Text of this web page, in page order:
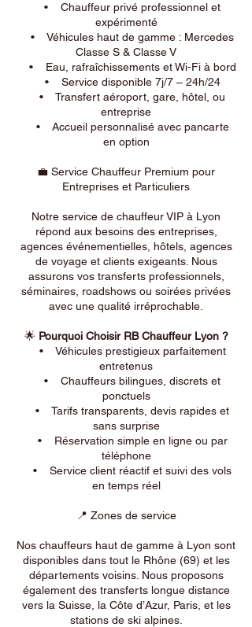
• Chauffeur privé professionnel et
expérimenté
• Véhicules haut de gamme : Mercedes
Classe S & Classe V
• Eau, rafraîchissements et Wi-Fi à bord
• Service disponible 7j/7 – 24h/24
• Transfert aéroport, gare, hôtel, ou
entreprise
• Accueil personnalisé avec pancarte
en option
💼 Service Chauffeur Premium pour
Entreprises et Particuliers
Notre service de chauffeur VIP à Lyon
répond aux besoins des entreprises,
agences événementielles, hôtels, agences
de voyage et clients exigeants. Nous
assurons vos transferts professionnels,
séminaires, roadshows ou soirées privées
avec une qualité irréprochable.
🌟 Pourquoi Choisir RB Chauffeur Lyon ?
• Véhicules prestigieux parfaitement
entretenus
• Chauffeurs bilingues, discrets et
ponctuels
• Tarifs transparents, devis rapides et
sans surprise
• Réservation simple en ligne ou par
téléphone
• Service client réactif et suivi des vols
en temps réel
📍 Zones de service
Nos chauffeurs haut de gamme à Lyon sont
disponibles dans tout le Rhône (69) et les
départements voisins. Nous proposons
également des transferts longue distance
vers la Suisse, la Côte d’Azur, Paris, et les
stations de ski alpines.